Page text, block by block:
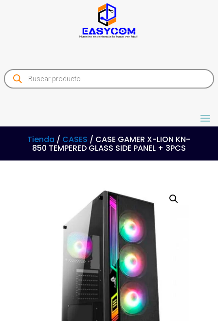
Products
search
Tienda / CASES / CASE GAMER X-LION KN-
850 TEMPERED GLASS SIDE PANEL + 3PCS